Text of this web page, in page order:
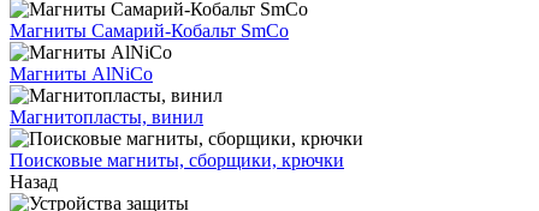
Магниты Самарий-Кобальт SmCo
Магниты AlNiCo
Магнитопласты, винил
Поисковые магниты, сборщики, крючки
Назад